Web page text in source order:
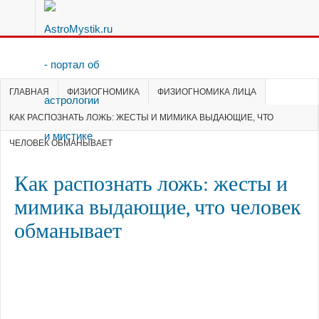
ГЛАВНАЯ ФИЗИОГНОМИКА ФИЗИОГНОМИКА ЛИЦА
КАК РАСПОЗНАТЬ ЛОЖЬ: ЖЕСТЫ И МИМИКА ВЫДАЮЩИЕ, ЧТО
ЧЕЛОВЕК ОБМАНЫВАЕТ
Как распознать ложь: жесты и
мимика выдающие, что человек
обманывает